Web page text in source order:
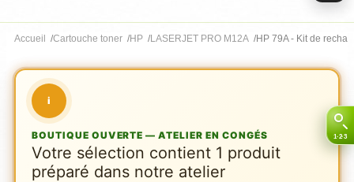
Accueil Cartouche toner HP LASERJET PRO M12A HP 79A - Kit de
i
BOUTIQUE OUVERTE — ATELIER EN CONGÉS
Votre sélection contient 1 produit
préparé dans notre atelier